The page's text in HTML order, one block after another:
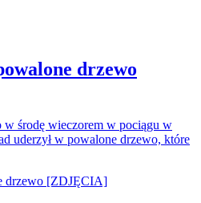
drzewo
w środę wieczorem w pociągu w
uderzył w powalone drzewo, które